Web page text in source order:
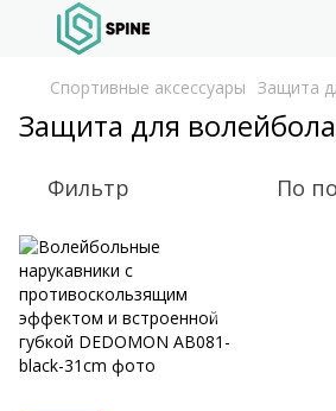
Спортивные аксессуары Защита
Защита для волейбола
Фильтр По